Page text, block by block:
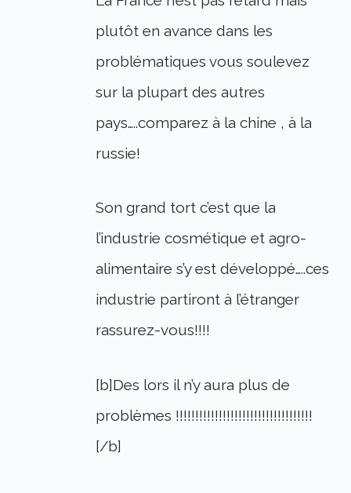
plutôt en avance dans les
problématiques vous soulevez
sur la plupart des autres
pays…..comparez à la chine , à la
russie!
Son grand tort c’est que la
l’industrie cosmétique et agro-
alimentaire s’y est développé…..ces
industrie partiront à l’étranger
rassurez-vous!!!!
[b]Des lors il n’y aura plus de
problèmes !!!!!!!!!!!!!!!!!!!!!!!!!!!!!!!!!!!
[/b]